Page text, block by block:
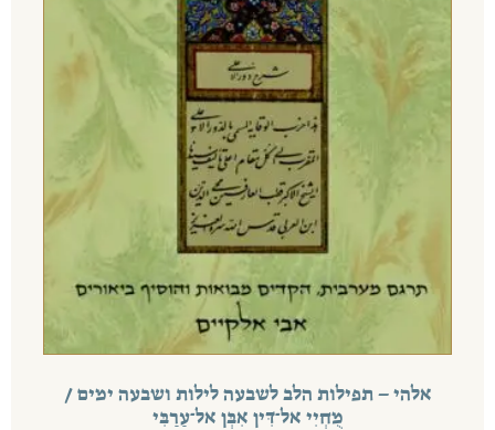
אלהי – תפילות הלב לשבעה לילות ושבעה ימים /
מֻחְיִי אל־דִּין אִבְּן אל־עַרַבִּי